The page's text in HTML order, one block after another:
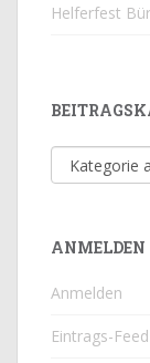
Helferfest
ANMELDEN
Anmelden
Eintrags-Feed